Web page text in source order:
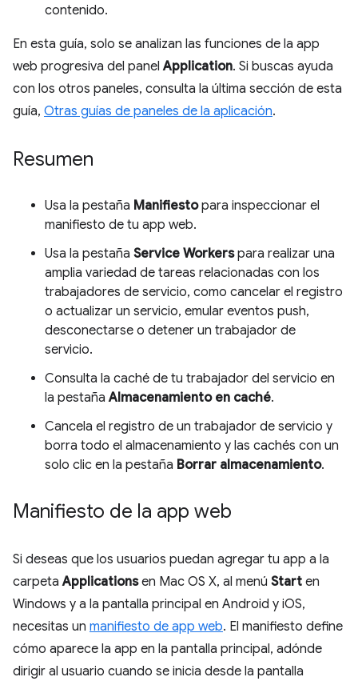
contenido.
En esta guía, solo se analizan las funciones de la app
web progresiva del panelApplication. Si buscas ayuda
con los otros paneles, consulta la última sección de esta
guía, Otras guías de paneles de la aplicación.
Resumen
Usa la pestaña Manifiestopara inspeccionar el
manifiesto de tu app web.
Usa la pestaña Service Workerspara realizar una
amplia variedad de tareas relacionadas con los
trabajadores de servicio, como cancelar el registro
o actualizar un servicio, emular eventos push,
desconectarse o detener un trabajador de
servicio.
Consulta la caché de tu trabajador del servicio en
la pestañaAlmacenamiento en caché.
Cancela el registro de un trabajador de servicio y
borra todo el almacenamiento y las cachés con un
solo clic en la pestaña Borrar almacenamiento.
Manifiesto de la app web
Si deseas que los usuarios puedan agregar tu app a la
carpetaApplicationsen Mac OS X, al menú Start en
Windows y a la pantalla principal en Android y iOS,
necesitas un manifiesto de app web. El manifiesto define
cómo aparece la app en la pantalla principal, adónde
dirigir al usuario cuando se inicia desde la pantalla